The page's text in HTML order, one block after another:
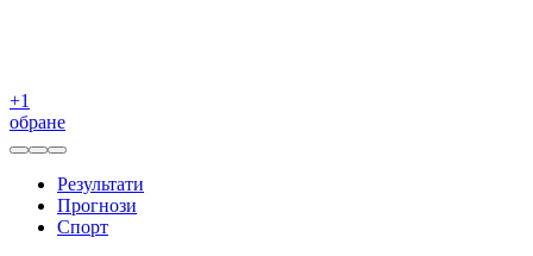
+1
обране
Результати
Прогнози
Спорт